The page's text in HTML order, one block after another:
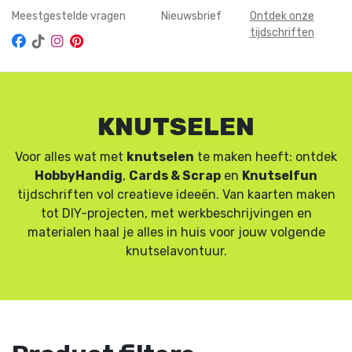
Meestgestelde vragen Nieuwsbrief
Ontdek onze
tijdschriften
KNUTSELEN
Voor alles wat met knutselen te maken heeft: ontdek
HobbyHandig, Cards & Scrap en Knutselfun
tijdschriften vol creatieve ideeën. Van kaarten maken
tot DIY-projecten, met werkbeschrijvingen en
materialen haal je alles in huis voor jouw volgende
knutselavontuur.